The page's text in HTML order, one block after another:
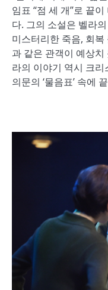
임표 “점 세 개”로 끝
다. 그의 소설은 벨라
미스터리한 죽음, 회
과 같은 관객이 예상
라의 이야기 역시 크
의문의 ‘물음표’ 속에